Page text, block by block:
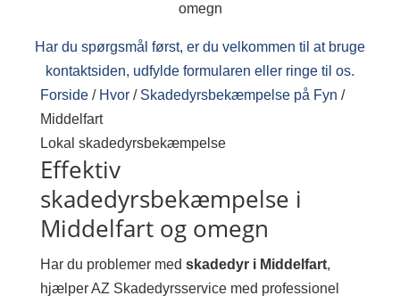
omegn
Har du spørgsmål først, er du velkommen til at bruge
kontaktsiden, udfylde formularen eller ringe til os.
Forside / Hvor / Skadedyrsbekæmpelse på Fyn /
Middelfart
Lokal skadedyrsbekæmpelse
Effektiv
skadedyrsbekæmpelse i
Middelfart og omegn
Har du problemer med skadedyr i Middelfart,
hjælper AZ Skadedyrsservice med professionel